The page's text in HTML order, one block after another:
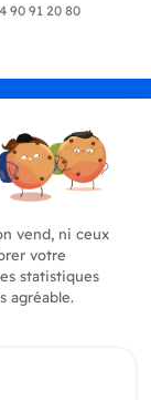
90 91 20 80